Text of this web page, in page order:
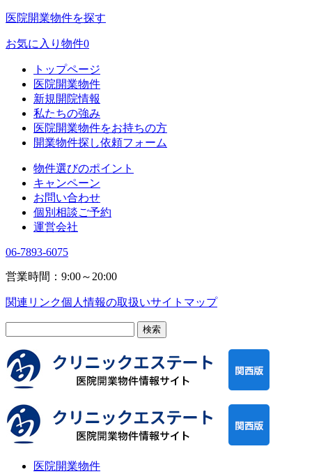
医院開業物件を探す
お気に入り物件0
トップページ
医院開業物件
新規開院情報
私たちの強み
医院開業物件をお持ちの方
開業物件探し依頼フォーム
物件選びのポイント
キャンペーン
お問い合わせ
個別相談ご予約
運営会社
06-7893-6075
営業時間：9:00～20:00
関連リンク個人情報の取扱いサイトマップ
医院開業物件